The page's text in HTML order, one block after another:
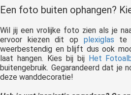
Een foto buiten ophangen?
Wil jij een vrolijke foto zien als je
ervoor kiezen dit op plexiglas te
weerbestendig en blijft dus ook
laat hangen. Kies bij bij Het
buitengebruik. Gegarandeerd dat je
deze wanddecoratie!